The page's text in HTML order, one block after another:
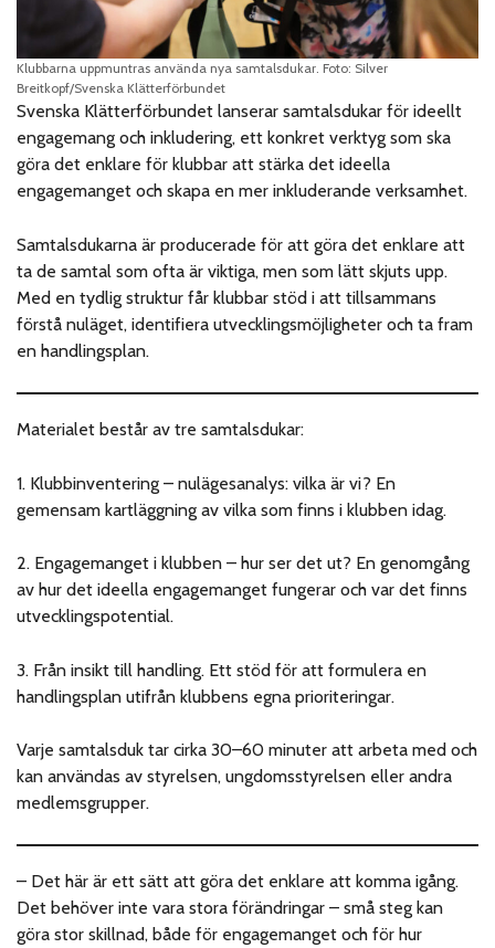
Klubbarna uppmuntras använda nya samtalsdukar. Foto: Silver
Breitkopf/Svenska Klätterförbundet
Svenska Klätterförbundet lanserar samtalsdukar för ideellt
engagemang och inkludering, ett konkret verktyg som ska
göra det enklare för klubbar att stärka det ideella
engagemanget och skapa en mer inkluderande verksamhet.
Samtalsdukarna är producerade för att göra det enklare att
ta de samtal som ofta är viktiga, men som lätt skjuts upp.
Med en tydlig struktur får klubbar stöd i att tillsammans
förstå nuläget, identifiera utvecklingsmöjligheter och ta fram
en handlingsplan.
Materialet består av tre samtalsdukar:
1. Klubbinventering – nulägesanalys: vilka är vi? En
gemensam kartläggning av vilka som finns i klubben idag.
2. Engagemanget i klubben – hur ser det ut? En genomgång
av hur det ideella engagemanget fungerar och var det finns
utvecklingspotential.
3. Från insikt till handling. Ett stöd för att formulera en
handlingsplan utifrån klubbens egna prioriteringar.
Varje samtalsduk tar cirka 30–60 minuter att arbeta med och
kan användas av styrelsen, ungdomsstyrelsen eller andra
medlemsgrupper.
– Det här är ett sätt att göra det enklare att komma igång.
Det behöver inte vara stora förändringar – små steg kan
göra stor skillnad, både för engagemanget och för hur